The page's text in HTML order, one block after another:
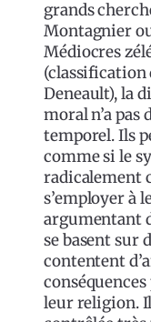
grands
Montagnier
Médiocres
(classification
Deneault), la
moral n’a pas
temporel. Ils
comme si le
radicalement
s’employer à
argumentant
se basent sur
contentent
leur religion.